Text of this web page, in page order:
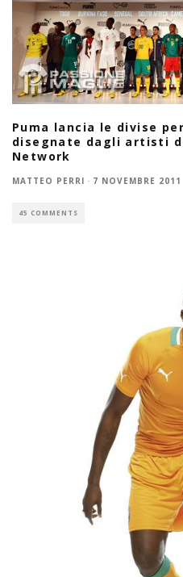
Puma lancia le divise
disegnate dagli artisti
Network
MATTEO PERRI · 7 NOVEMBRE 2011
45 COMMENTS